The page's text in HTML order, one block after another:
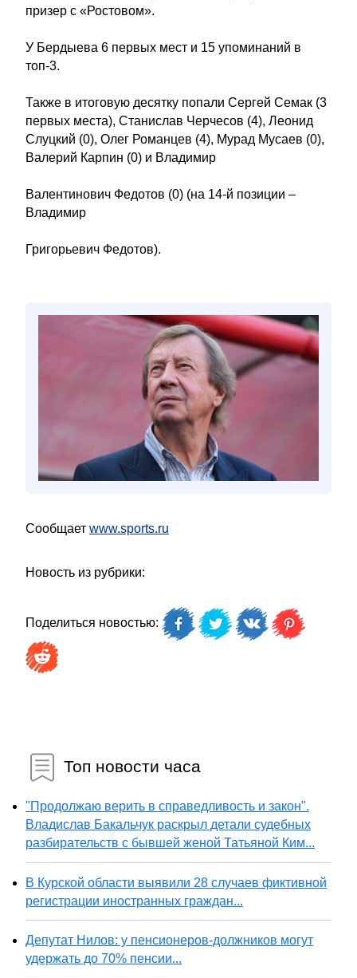
призер с «Ростовом».
У Бердыева 6 первых мест и 15 упоминаний в
топ-3.
Также в итоговую десятку попали Сергей Семак (3
первых места), Станислав Черчесов (4), Леонид
Слуцкий (0), Олег Романцев (4), Мурад Мусаев (0),
Валерий Карпин (0) и Владимир
Валентинович Федотов (0) (на 14-й позиции –
Владимир
Григорьевич Федотов).
Сообщает www.sports.ru
Новость из рубрики:
Поделиться новостью:
Топ новости часа
"Продолжаю верить в справедливость и закон".
Владислав Бакальчук раскрыл детали судебных
разбирательств с бывшей женой Татьяной Ким...
В Курской области выявили 28 случаев фиктивной
регистрации иностранных граждан...
Депутат Нилов: у пенсионеров-должников могут
удержать до 70% пенсии...